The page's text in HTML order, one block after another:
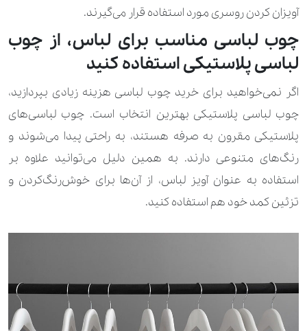
آویزان کردن روسری مورد استفاده قرار می‌گیرند.
چوب لباسی مناسب برای لباس، از چوب
لباسی پلاستیکی استفاده کنید
اگر نمی‌خواهید برای خرید چوب لباسی هزینه زیادی بپردازید،
چوب لباسی پلاستیکی بهترین انتخاب است. چوب لباسی‌های
پلاستیکی مقرون به‌ صرفه هستند، به راحتی پیدا می‌شوند و
رنگ‌های متنوعی دارند. به همین دلیل می‌توانید علاوه بر
استفاده به عنوان آویز لباس، از آن‌ها برای خوش‌رنگ‌کردن و
تزئین کمد خود هم استفاده کنید.